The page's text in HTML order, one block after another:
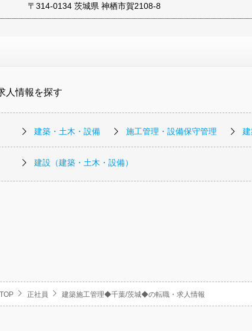
〒314-0134 茨城県 神栖市賀2108-8
人情報を探す
建築・土木・設備 施工管理・設備保守管理
建設（建築・土木・設備）
正社員 建築施工管理◆千葉/茨城◆の転職・求人情報